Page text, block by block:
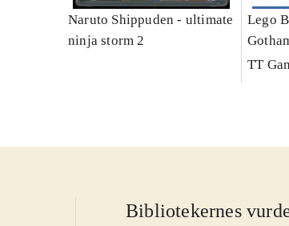
Naruto Shippuden - ultimate
ninja storm 2
Lego
TT
Bibliotekernes